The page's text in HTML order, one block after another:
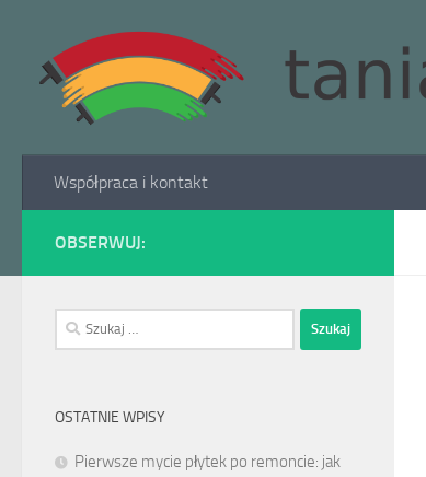
Skip to content
Współpraca i kontakt
OBSERWUJ:
Szukaj:
OSTATNIE WPISY
Pierwsze mycie płytek po remoncie: jak